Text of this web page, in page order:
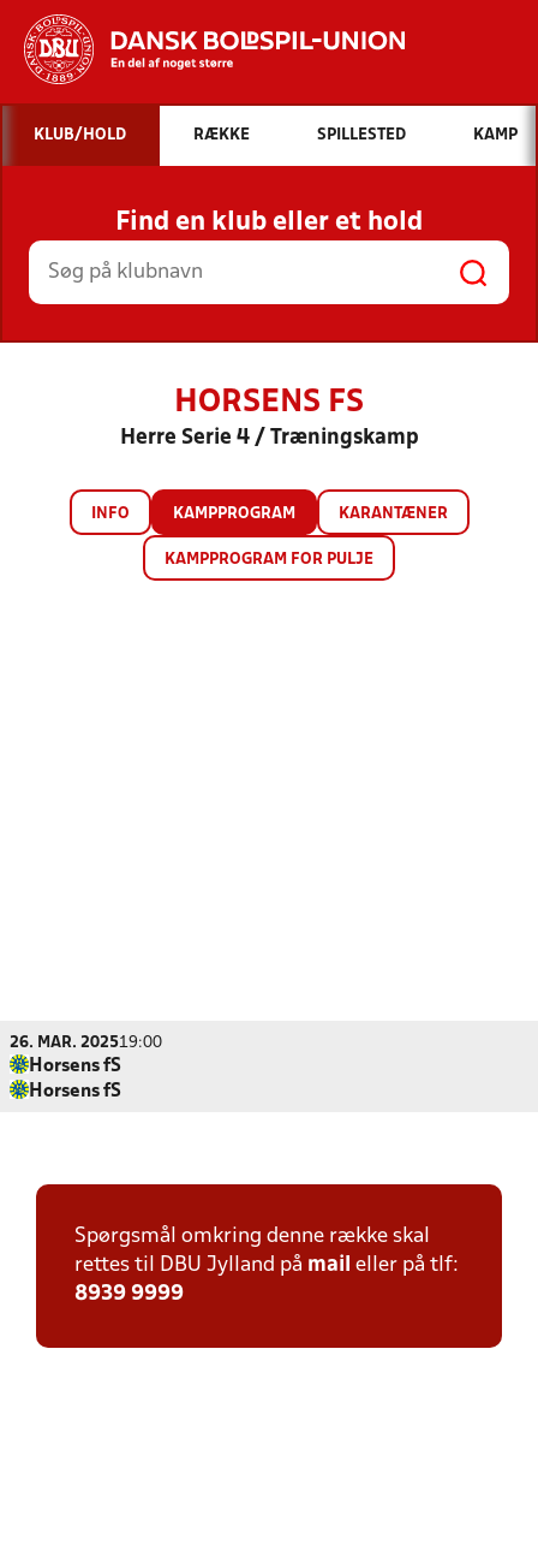
Hvad vil du søge efter?
INDHOLD OG NYHEDER
STILLINGER, RESULTATER, KLUBBER OG
HOLD
KLUB/HOLD RÆKKE SPILLESTED KAMP
Find en klub eller et hold
HORSENS FS
Herre Serie 4 / Træningskamp
INFO KAMPPROGRAM KARANTÆNER
KAMPPROGRAM FOR PULJE
26. MAR. 202519:00
Horsens fS
Horsens fS
Spørgsmål omkring denne række skal
rettes til DBU Jylland på mail eller på tlf:
8939 9999